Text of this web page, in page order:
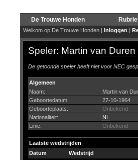
De Trouwe Honden
Welkom op De Trouwe Honden | Inloggen |
Speler: Martin van Duren
De getoonde speler heeft niet voor NEC
Algemeen
Naam:
Martin van
Geboortedatum:
27-10-1964
Geboorteplaats:
Onbekend
Nationaliteit:
NL
Linie:
Onbekend
Laatste wedstrijden
Datum
Wedstrijd